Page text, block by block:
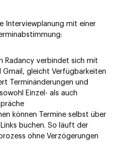
Interviewplanung mit einer
Radancy verbindet sich mit
Gmail, gleicht Verfügbarkeiten
Terminänderungen und
Einzel- als auch
können Termine selbst über
buchen. So läuft der
ohne Verzögerungen